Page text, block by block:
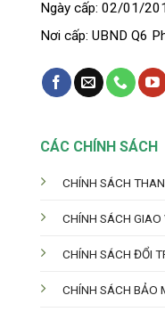
Ngày cấp: 02/01/
Nơi cấp: UBND Q6
CÁC CHÍNH SÁCH
CHÍNH SÁCH
CHÍNH SÁCH
CHÍNH SÁCH ĐỔI
CHÍNH SÁCH BẢO